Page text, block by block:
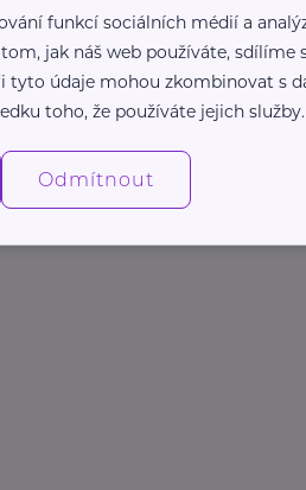
funkcí sociálních médií a
jak náš web používáte, sdílíme
tyto údaje mohou zkombinovat s
toho, že používáte jejich služby.
Odmítnout